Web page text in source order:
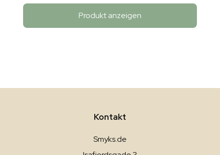
Produkt anzeigen
Kontakt
Smyks.de